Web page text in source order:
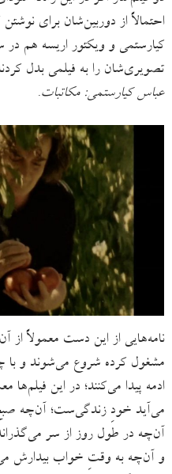
احتمالاً از دوربین‌شان برای
تصویری‌شان را به فیلمی بدل
عباس کیارستمی: مکاتبات.
نامه‌هایی از این دست معمولاً از
مشغول کرده شروع می‌شوند و با
ادمه پیدا می‌کنند؛ در این
می‌آید خودِ زندگی‌ست؛ آن‌چه
آن‌چه در طول روز از سر
و آن‌چه به وقتِ خواب بیدارش